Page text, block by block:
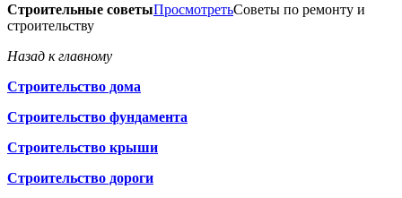
Строительные советыПросмотретьСоветы по ремонту и
строительству
Назад к главному
Строительство дома
Строительство фундамента
Строительство крыши
Строительство дороги